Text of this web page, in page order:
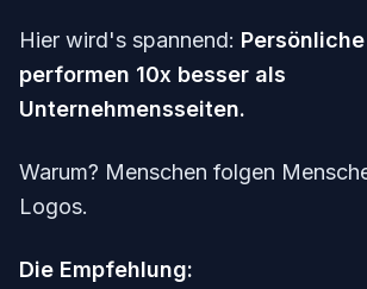
Hier wird's spannend:
performen 10x besser als
Unternehmensseiten.
Warum? Menschen folgen
Logos.
Die Empfehlung: